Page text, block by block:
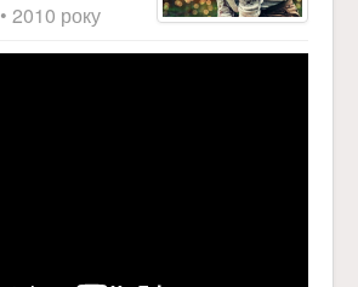
• 2010 року